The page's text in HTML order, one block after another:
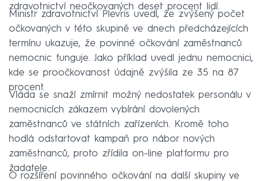
zdravotnictví neočkovaných deset procent lidí.
Ministr zdravotnictví Plevris uvedl, že zvýšený počet
očkovaných v této skupině ve dnech předcházejících
termínu ukazuje, že povinné očkování zaměstnanců
nemocnic funguje. Jako příklad uvedl jednu nemocnici,
kde se proočkovanost údajně zvýšila ze 35 na 87
procent.
Vláda se snaží zmírnit možný nedostatek personálu v
nemocnicích zákazem vybírání dovolených
zaměstnanců ve státních zařízeních. Kromě toho
hodlá odstartovat kampaň pro nábor nových
zaměstnanců, proto zřídila on-line platformu pro
žadatele.
O rozšíření povinného očkování na další skupiny ve